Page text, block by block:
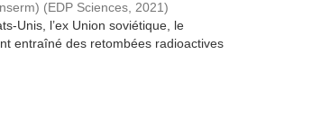
(EDP Sciences, 2021)
Unis, l’ex Union soviétique, le
entraîné des retombées radioactives